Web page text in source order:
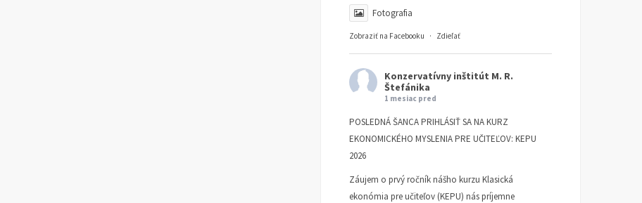
Fotografia
Zobraziť na Facebooku · Zdieľať
Konzervatívny inštitút M. R.
Štefánika
1 mesiac pred
POSLEDNÁ ŠANCA PRIHLÁSIŤ SA NA KURZ
EKONOMICKÉHO MYSLENIA PRE UČITEĽOV: KEPU
2026
Záujem o prvý ročník nášho kurzu Klasická
ekonómia pre učiteľov (KEPU) nás príjemne